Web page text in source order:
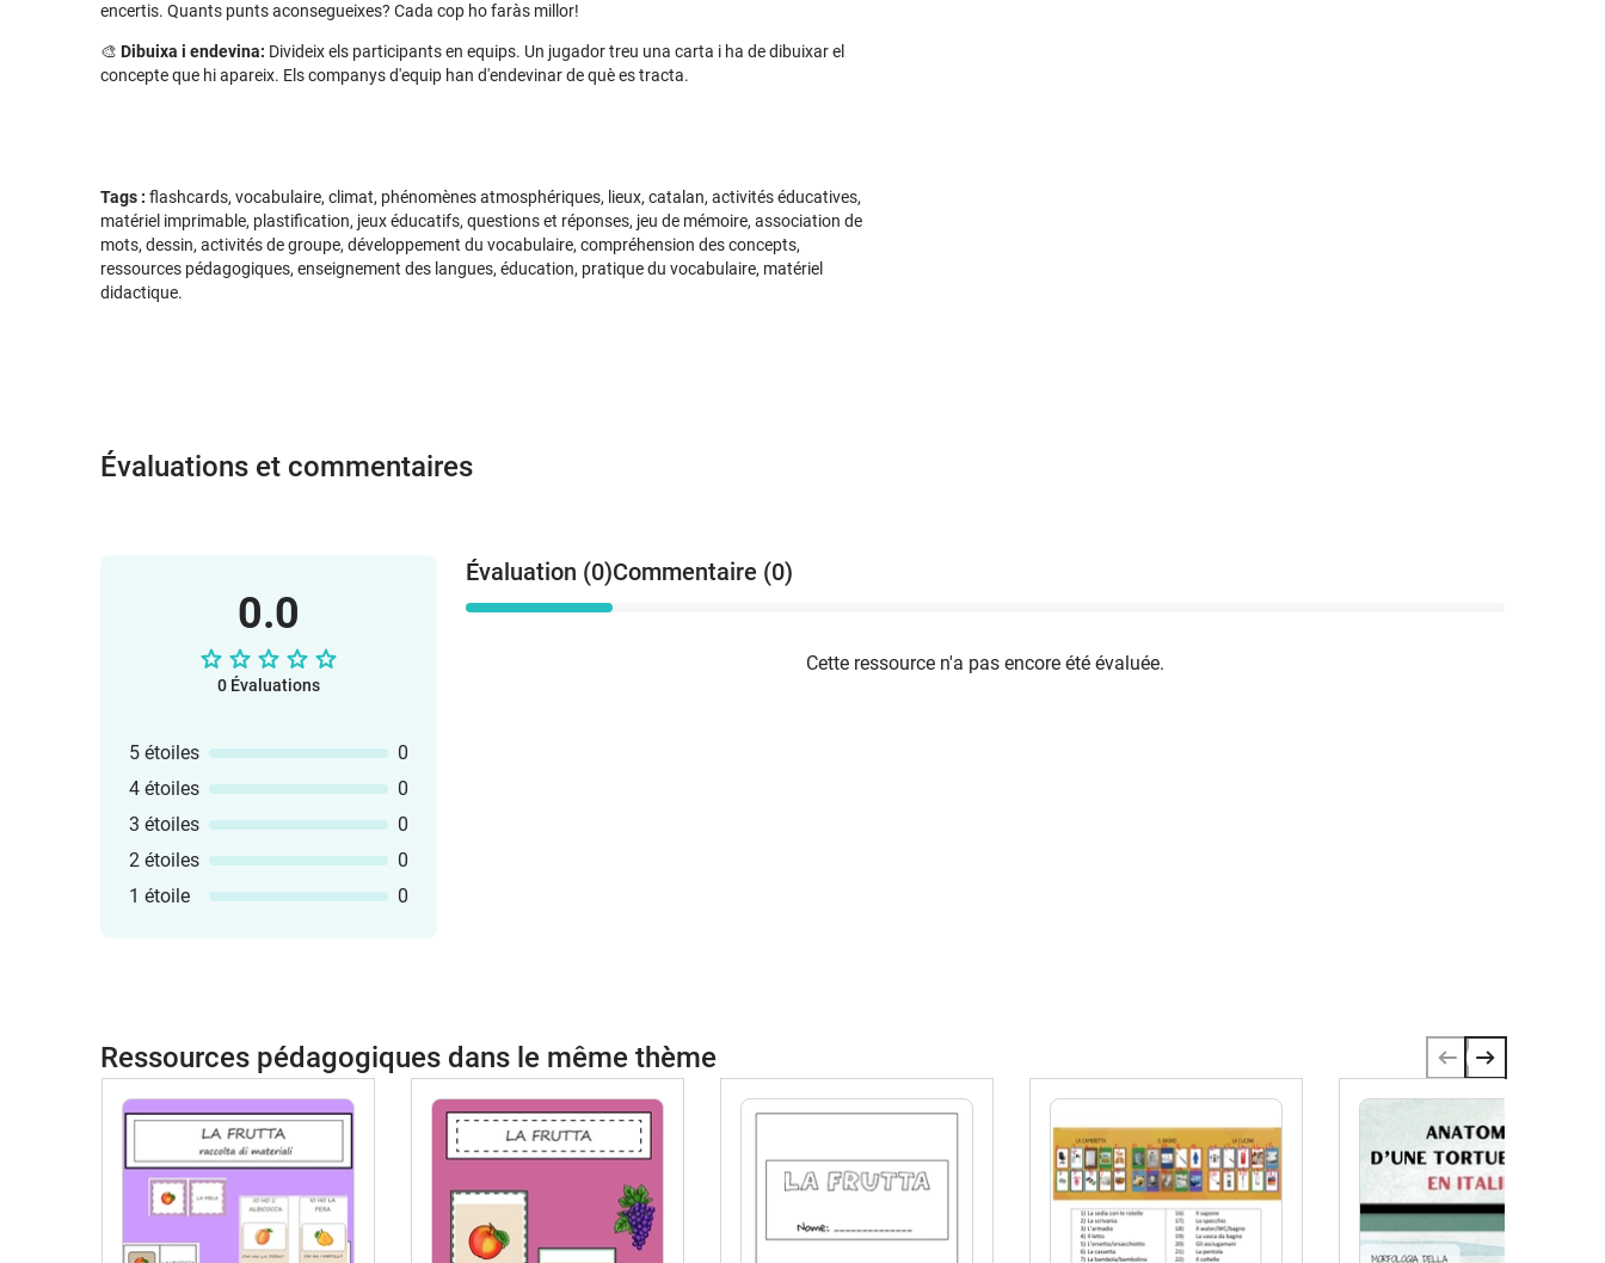
encertis. Quants punts aconsegueixes? Cada cop ho faràs millor!
🎨 Dibuixa i endevina: Divideix els participants en equips. Un jugador treu una carta i ha de dibuixar el
concepte que hi apareix. Els companys d'equip han d'endevinar de què es tracta.
Tags : flashcards, vocabulaire, climat, phénomènes atmosphériques, lieux, catalan, activités éducatives,
matériel imprimable, plastification, jeux éducatifs, questions et réponses, jeu de mémoire, association de
mots, dessin, activités de groupe, développement du vocabulaire, compréhension des concepts,
ressources pédagogiques, enseignement des langues, éducation, pratique du vocabulaire, matériel
didactique.
Évaluations et commentaires
0.0
0 Évaluations
5 étoiles
0
4 étoiles
0
3 étoiles
0
2 étoiles
0
1 étoile
0
Évaluation (0)Commentaire (0)
Cette ressource n'a pas encore été évaluée.
Ressources pédagogiques dans le même thème